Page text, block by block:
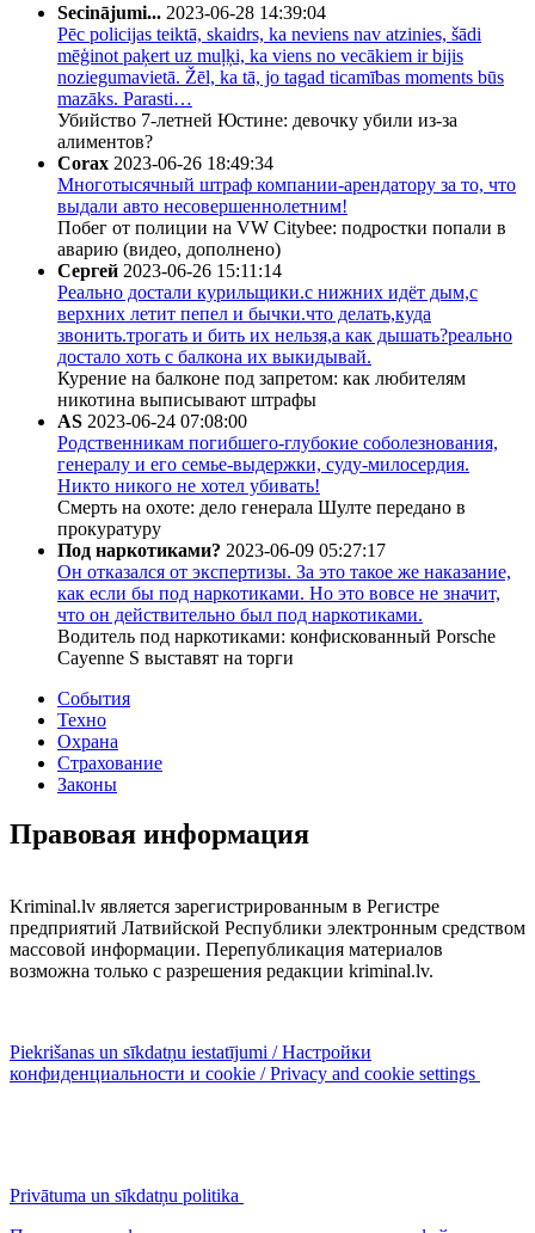
Secinājumi... 2023-06-28 14:39:04
Pēc policijas teiktā, skaidrs, ka neviens nav atzinies, šādi
mēģinot paķert uz muļķi, ka viens no vecākiem ir bijis
noziegumavietā. Žēl, ka tā, jo tagad ticamības moments būs
mazāks. Parasti…
Убийство 7-летней Юстине: девочку убили из-за
алиментов?
Corax 2023-06-26 18:49:34
Многотысячный штраф компании-арендатору за то, что
выдали авто несовершеннолетним!
Побег от полиции на VW Citybee: подростки попали в
аварию (видео, дополнено)
Сергей 2023-06-26 15:11:14
Реально достали курильщики.с нижних идёт дым,с
верхних летит пепел и бычки.что делать,куда
звонить.трогать и бить их нельзя,а как дышать?реально
достало хоть с балкона их выкидывай.
Курение на балконе под запретом: как любителям
никотина выписывают штрафы
AS 2023-06-24 07:08:00
Родственникам погибшего-глубокие соболезнования,
генералу и его семье-выдержки, суду-милосердия.
Никто никого не хотел убивать!
Смерть на охоте: дело генерала Шулте передано в
прокуратуру
Под наркотиками? 2023-06-09 05:27:17
Он отказался от экспертизы. За это такое же наказание,
как если бы под наркотиками. Но это вовсе не значит,
что он действительно был под наркотиками.
Водитель под наркотиками: конфискованный Porsche
Cayenne S выставят на торги
События
Техно
Охрана
Страхование
Законы
Правовая информация
Kriminal.lv является зарегистрированным в Регистре
предприятий Латвийской Республики электронным средством
массовой информации. Перепубликация материалов
возможна только с разрешения редакции kriminal.lv.
Piekrišanas un sīkdatņu iestatījumi / Настройки
конфиденциальности и cookie / Privacy and cookie settings
Privātuma un sīkdatņu politika